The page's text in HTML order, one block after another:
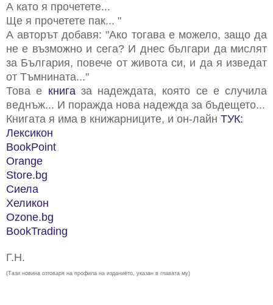
А като я прочетете...
Ще я прочетете пак... "
А авторът добавя: "Ако тогава е можело, защо да
не е възможно и сега? И днес българи да мислят
за България, повече от живота си, и да я изведат
от Тъмнината..."
Това е книгаза надеждата, която се е случила
веднъж... И поражда нова надежда за бъдещето...
Книгата я има в книжарниците, и он-лайн ТУК:
Лексикон
BookPoint
Orange
Store.bg
Сиела
Хеликон
Ozone.bg
BookTrading
Г.Н.
(Тази новина отговаря на профила на изданието, указан в главата му)